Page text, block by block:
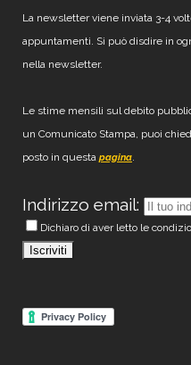
La newsletter viene inviata 3-4
appuntamenti. Si può disdire in
nella newsletter.
Le stime mensili sul debito
un Comunicato Stampa, puoi
posto in questa pagina.
Indirizzo email:
Dichiaro di aver letto le